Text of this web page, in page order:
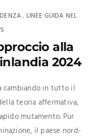
, LINEE GUIDA NEL
alla
2024
cambiando in tutto il
teoria affermativa,
mutamento. Pur
il paese nord-